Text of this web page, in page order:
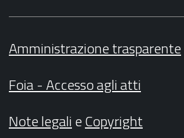
Amministrazione trasparente
Foia - Accesso agli atti
Note legalieCopyright